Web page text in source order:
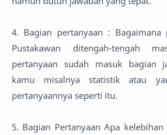
4. Bagian pertanyaan : Bagaimana
Pustakawan ditengah-tengah
pertanyaan sudah masuk bagian
kamu misalnya statistik atau
pertanyaannya seperti itu.
5. Bagian Pertanyaan Apa